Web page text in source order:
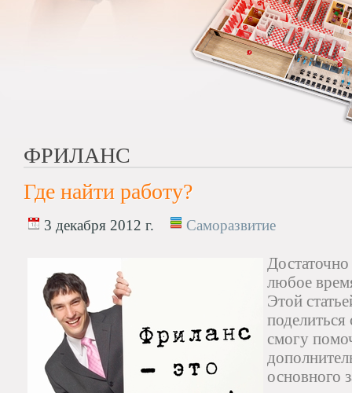
ФРИЛАНС
Где найти работу?
3 декабря 2012 г. Саморазвитие
любое
Этой
смогу
основного